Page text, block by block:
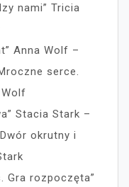
nami” Tricia
Anna Wolf –
serce.
Wolf
Stacia Stark –
okrutny i
Gra rozpoczęta”